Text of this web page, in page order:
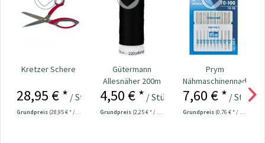
Kretzer Schere
28,95 € * / Stück
Grundpreis (28,95 € * / 1 Stück)
Gütermann
Allesnäher 200m
Fb. 000 - schwarz
4,50 € * / Stück
Grundpreis (2,25 € * / 100 Meter)
Prym
Nähmaschinennadeln
130/705
Universal...
7,60 € * / Stück
Grundpreis (0,76 € * / 1 Stück)